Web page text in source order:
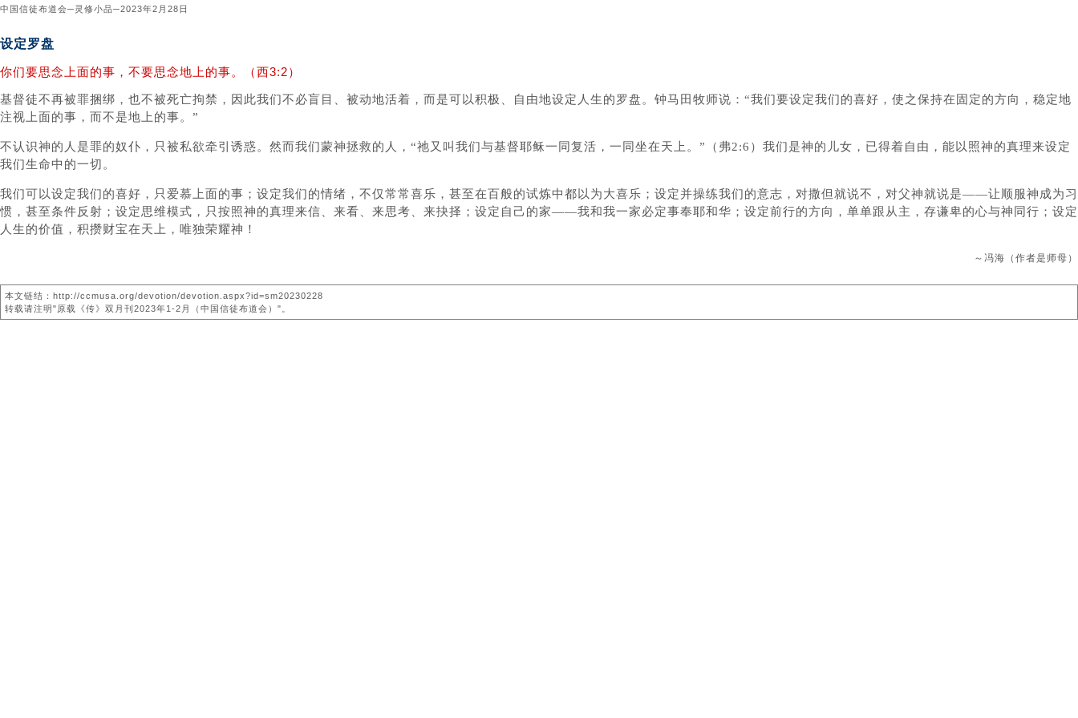
中国信徒布道会─灵修小品─2023年2月28日
设定罗盘
你们要思念上面的事，不要思念地上的事。（西3:2）
基督徒不再被罪捆绑，也不被死亡拘禁，因此我们不必盲目、被动地活着，而是可以积极、自由地设定人生的罗盘。钟马田牧师说：“我们要设定我们的喜好，使之保持在固定的方向，稳定地
注视上面的事，而不是地上的事。”
不认识神的人是罪的奴仆，只被私欲牵引诱惑。然而我们蒙神拯救的人，“祂又叫我们与基督耶稣一同复活，一同坐在天上。”（弗2:6）我们是神的儿女，已得着自由，能以照神的真理来设定
我们生命中的一切。
我们可以设定我们的喜好，只爱慕上面的事；设定我们的情绪，不仅常常喜乐，甚至在百般的试炼中都以为大喜乐；设定并操练我们的意志，对撒但就说不，对父神就说是——让顺服神成为习
惯，甚至条件反射；设定思维模式，只按照神的真理来信、来看、来思考、来抉择；设定自己的家——我和我一家必定事奉耶和华；设定前行的方向，单单跟从主，存谦卑的心与神同行；设定
人生的价值，积攒财宝在天上，唯独荣耀神！
～冯海（作者是师母）
本文链结：http://ccmusa.org/devotion/devotion.aspx?id=sm20230228
转载请注明"原载《传》双月刊2023年1-2月（中国信徒布道会）"。